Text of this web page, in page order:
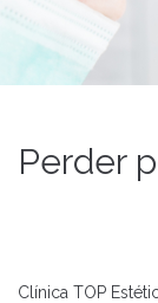
Perder
Clínica TOP